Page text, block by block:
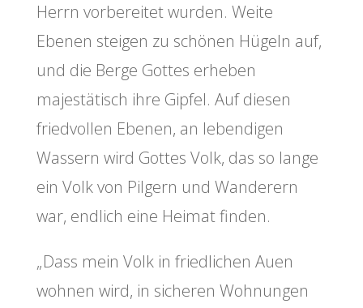
Herrn vorbereitet wurden. Weite
Ebenen steigen zu schönen Hügeln auf,
und die Berge Gottes erheben
majestätisch ihre Gipfel. Auf diesen
friedvollen Ebenen, an lebendigen
Wassern wird Gottes Volk, das so lange
ein Volk von Pilgern und Wanderern
war, endlich eine Heimat finden.
„Dass mein Volk in friedlichen Auen
wohnen wird, in sicheren Wohnungen